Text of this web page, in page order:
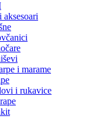
aksesoari
i marame
i rukavice